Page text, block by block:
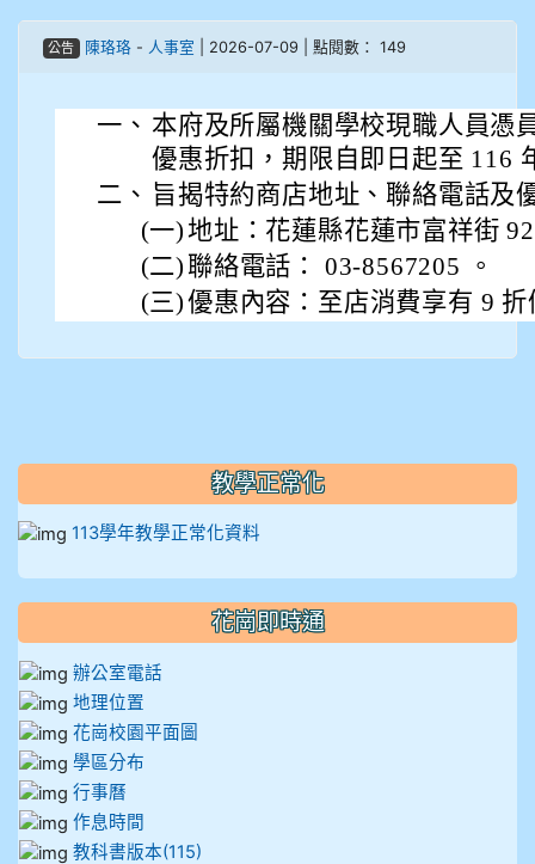
908彭主豪
909林朝智
910呂芃澔
911張 婷
公告 陳珞珞- 人事室 | 2026-07-09 | 點閱數： 149
一、 本府及所屬機關學校現職人員憑
優惠折扣，期限自即日起至 116
二、 旨揭特約商店地址、聯絡電話及
(一)地址：花蓮縣花蓮市富祥街
(二) 聯絡電話： 03-8567205 。
(三)優惠內容：至店消費享有 9 折
教學正常化
113學年教學正常化資料
花崗即時通
辦公室電話
地理位置
花崗校園平面圖
學區分布
行事曆
作息時間
教科書版本(115)